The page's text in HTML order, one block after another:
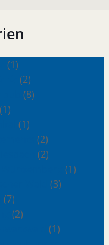
(1)
(2)
(8)
(1)
(1)
(2)
(2)
(1)
(3)
(7)
(2)
(1)